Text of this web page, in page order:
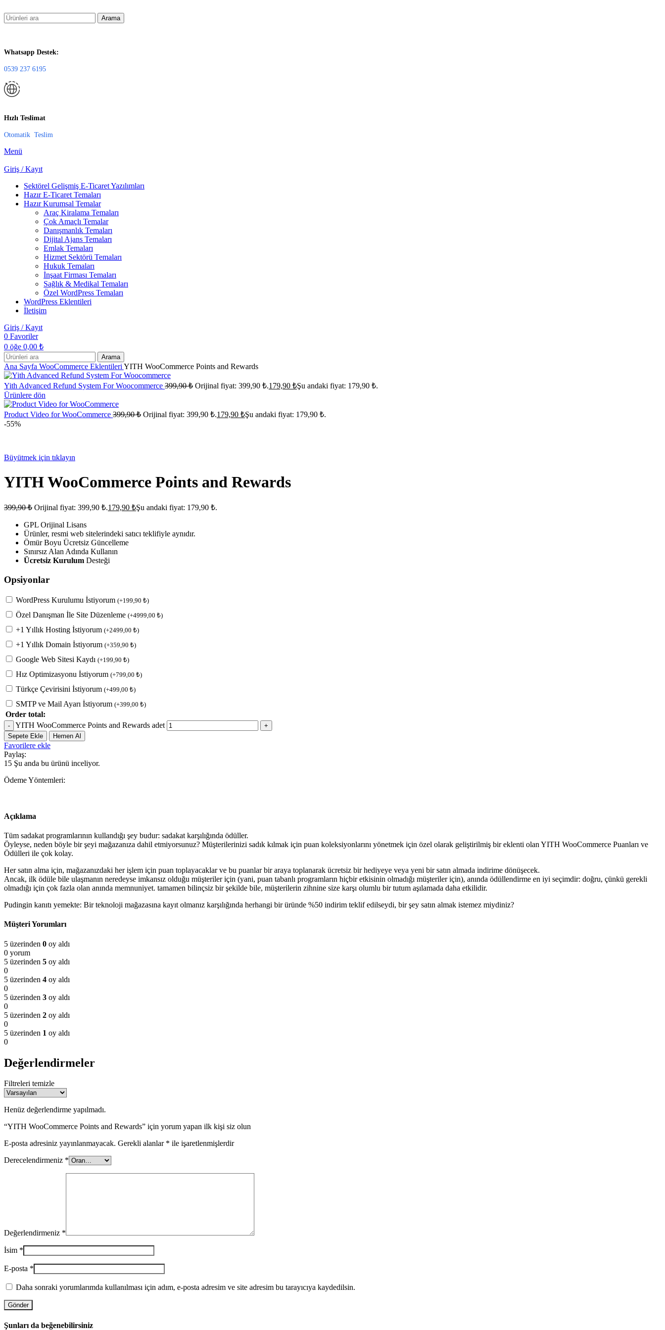
Arama
Whatsapp Destek:
0539 237 6195
Hızlı Teslimat
Otomatik Teslim
Menü
Giriş / Kayıt
Sektörel Gelişmiş E-Ticaret Yazılımları
Hazır E-Ticaret Temaları
Hazır Kurumsal Temalar
Araç Kiralama Temaları
Çok Amaçlı Temalar
Danışmanlık Temaları
Dijital Ajans Temaları
Emlak Temaları
Hizmet Sektörü Temaları
Hukuk Temaları
İnşaat Firması Temaları
Sağlık & Medikal Temaları
Özel WordPress Temaları
WordPress Eklentileri
İletişim
Giriş / Kayıt
0 Favoriler
0 öğe 0,00 ₺
Arama
Ana Sayfa WooCommerce Eklentileri YITH WooCommerce Points and Rewards
Yith Advanced Refund System For Woocommerce 399,90₺ Orijinal fiyat: 399,90 ₺.179,90 ₺Şu andaki fiyat: 179,90 ₺.
Ürünlere dön
Product Video for WooCommerce 399,90₺ Orijinal fiyat: 399,90 ₺.179,90 ₺Şu andaki fiyat: 179,90 ₺.
-55%
Büyütmek için tıklayın
YITH WooCommerce Points and Rewards
399,90₺ Orijinal fiyat: 399,90 ₺.179,90 ₺Şu andaki fiyat: 179,90 ₺.
GPL Orijinal Lisans
Ürünler, resmi web sitelerindeki satıcı teklifiyle aynıdır.
Ömür Boyu Ücretsiz Güncelleme
Sınırsız Alan Adında Kullanın
Ücretsiz Kurulum Desteği
Opsiyonlar
WordPress Kurulumu İstiyorum (+199,90 ₺)
Özel Danışman İle Site Düzenleme (+4999,00 ₺)
+1 Yıllık Hosting İstiyorum (+2499,00 ₺)
+1 Yıllık Domain İstiyorum (+359,90 ₺)
Google Web Sitesi Kaydı (+199,90 ₺)
Hız Optimizasyonu İstiyorum (+799,00 ₺)
Türkçe Çevirisini İstiyorum (+499,00 ₺)
SMTP ve Mail Ayarı İstiyorum (+399,00 ₺)
Order total:
YITH WooCommerce Points and Rewards adet
Sepete Ekle Hemen Al
Favorilere ekle
Paylaş:
15 Şu anda bu ürünü inceliyor.
Ödeme Yöntemleri:
Açıklama
Tüm sadakat programlarının kullandığı şey budur: sadakat karşılığında ödüller.
Öyleyse, neden böyle bir şeyi mağazanıza dahil etmiyorsunuz? Müşterilerinizi sadık kılmak için puan koleksiyonlarını yönetmek için özel olarak geliştirilmiş bir eklenti olan YITH WooCommerce Puanları ve
Ödülleri ile çok kolay.
Her satın alma için, mağazanızdaki her işlem için puan toplayacaklar ve bu puanlar bir araya toplanarak ücretsiz bir hediyeye veya yeni bir satın almada indirime dönüşecek.
Ancak, ilk ödüle bile ulaşmanın neredeyse imkansız olduğu müşteriler için (yani, puan tabanlı programların hiçbir etkisinin olmadığı müşteriler için), anında ödüllendirme en iyi seçimdir: doğru, çünkü gerekli
olmadığı için çok fazla olan anında memnuniyet. tamamen bilinçsiz bir şekilde bile, müşterilerin zihnine size karşı olumlu bir tutum aşılamada daha etkilidir.
Pudingin kanıtı yemekte: Bir teknoloji mağazasına kayıt olmanız karşılığında herhangi bir üründe %50 indirim teklif edilseydi, bir şey satın almak istemez miydiniz?
Müşteri Yorumları
5 üzerinden 0 oy aldı
0 yorum
5 üzerinden 5 oy aldı
0
5 üzerinden 4 oy aldı
0
5 üzerinden 3 oy aldı
0
5 üzerinden 2 oy aldı
0
5 üzerinden 1 oy aldı
0
Değerlendirmeler
Filtreleri temizle
Henüz değerlendirme yapılmadı.
“YITH WooCommerce Points and Rewards” için yorum yapan ilk kişi siz olun
E-posta adresiniz yayınlanmayacak. Gerekli alanlar * ile işaretlenmişlerdir
Derecelendirmeniz *
Değerlendirmeniz *
İsim *
E-posta *
Daha sonraki yorumlarımda kullanılması için adım, e-posta adresim ve site adresim bu tarayıcıya kaydedilsin.
Şunları da beğenebilirsiniz